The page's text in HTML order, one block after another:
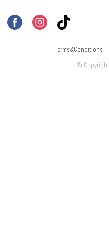
©
Terms&Conditions